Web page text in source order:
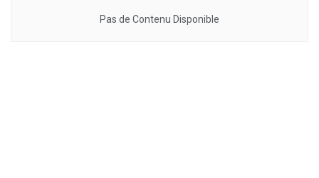
Pas de Contenu Disponible